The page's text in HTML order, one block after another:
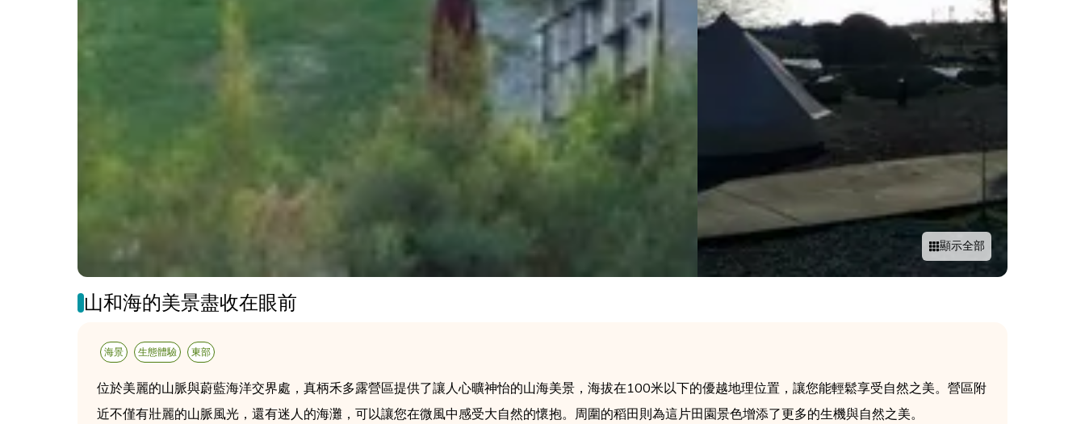
顯示全部
山和海的美景盡收在眼前
海景 生態體驗 東部
位於美麗的山脈與蔚藍海洋交界處，真柄禾多露營區提供了讓人心曠神怡的山海美景，海拔在100米以下的優越地理位置，讓您能輕鬆享受自然之美。營區附
近不僅有壯麗的山脈風光，還有迷人的海灘，可以讓您在微風中感受大自然的懷抱。周圍的稻田則為這片田園景色增添了更多的生機與自然之美。